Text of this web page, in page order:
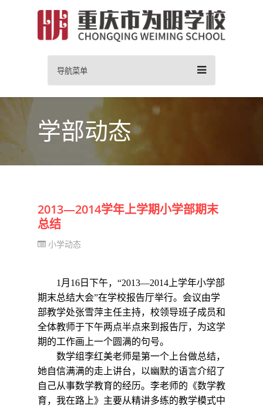
导航菜单
学部动态
2013—2014学年上学期小学部期末
总结
小学动态
1 月 16 日下午，“2013—2014 上学年小学部
期末总结大会”在学校报告厅举行。会议由学
部教学处张雪萍主任主持，校领导班子成员和
全体教师于下午两点半点来到报告厅，为这学
期的工作画上一个圆满的句号。
数学组李红美老师是第一个上台做总结，
她自信满满的走上讲台，以幽默的语言介绍了
自己从事数学教育的经历。李老师的《数学教
育，我在路上》主要从精讲多练的教学模式中